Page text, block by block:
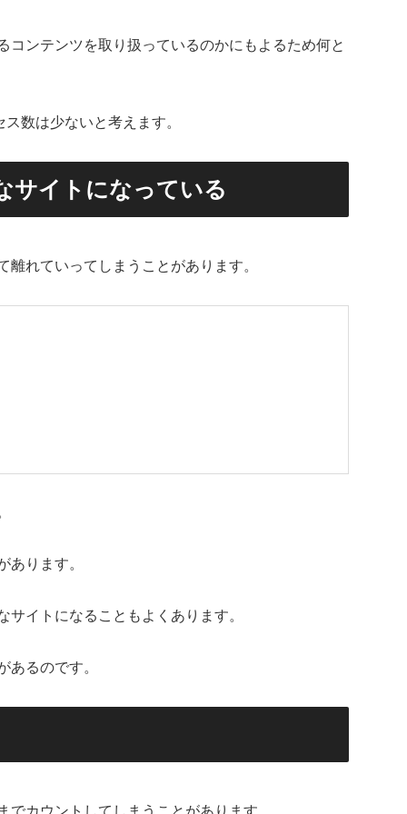
ンテンツを取り扱っているのかにもよるため何と
数は少ないと考えます。
サイトになっている
れていってしまうことがあります。
あります。
イトになることもよくあります。
あるのです。
カウントしてしまうことがあります。